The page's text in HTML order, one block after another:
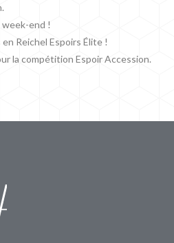
week-end !
Reichel Espoirs Élite !
la compétition Espoir Accession.